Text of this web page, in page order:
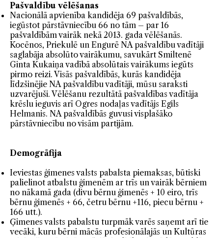
Pašvaldību vēlēšanas
Nacionālā apvienība kandidēja 69 pašvaldībās,
iegūstot pārstāvniecību 66 no tām – par 16
pašvaldībām vairāk nekā 2013. gada vēlēšanās.
Kocēnos, Priekulē un Engurē NA pašvaldību vadītāji
saglabāja absolūto vairākumu, savukārt Smiltenē
Ginta Kukaiņa vadībā absolūtais vairākums iegūts
pirmo reizi. Visās pašvaldībās, kurās kandidēja
līdzšinējie NA pašvaldību vadītāji, mūsu saraksti
uzvarējuši. Vēlēšanu rezultātā pašvaldības vadītāja
krēslu ieguvis arī Ogres nodaļas vadītājs Egils
Helmanis. NA pašvaldībās guvusi visplašāko
pārstāvniecību no visām partijām.
Demogrāfija
Ieviestas ģimenes valsts pabalsta piemaksas, būtiski
palielinot atbalstu ģimenēm ar trīs un vairāk bērniem
no nākamā gada (divu bērnu ģimenēs + 10 eiro, trīs
bērnu ģimenēs + 66, četru bērnu +116, piecu bērnu +
166 utt.).
Ģimenes valsts pabalstu turpmāk varēs saņemt arī tie
vecāki, kuru bērni mācās profesionālajās un Kultūras